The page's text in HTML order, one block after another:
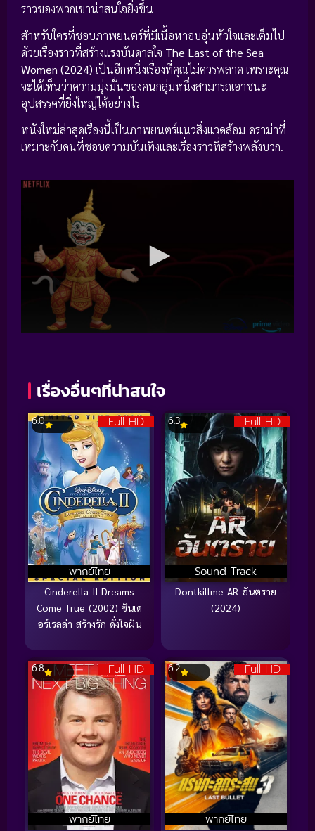
ราวของพวกเขาน่าสนใจยิ่งขึ้น
สำหรับใครที่ชอบภาพยนตร์ที่มีเนื้อหาอบอุ่นหัวใจและเต็มไป
ด้วยเรื่องราวที่สร้างแรงบันดาลใจ The Last of the Sea
Women (2024) เป็นอีกหนึ่งเรื่องที่คุณไม่ควรพลาด เพราะคุณ
จะได้เห็นว่าความมุ่งมั่นของคนกลุ่มหนึ่งสามารถเอาชนะ
อุปสรรคที่ยิ่งใหญ่ได้อย่างไร
หนังใหม่ล่าสุดเรื่องนี้เป็นภาพยนตร์แนวสิ่งแวดล้อม-ดราม่าที่
เหมาะกับคนที่ชอบความบันเทิงและเรื่องราวที่สร้างพลังบวก.
เรื่องอื่นๆที่น่าสนใจ
Full HD
พากย์ไทย
6.0
Cinderella II Dreams
Come True (2002) ซินเด
อร์เรลล่า สร้างรัก ดั่งใจฝัน
Full HD
Sound Track
6.3
Dontkillme AR อันตราย
(2024)
Full HD
พากย์ไทย
6.8 Full HD
พากย์ไทย
6.2